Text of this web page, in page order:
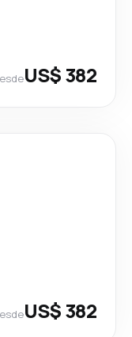
US$ 382
US$ 382